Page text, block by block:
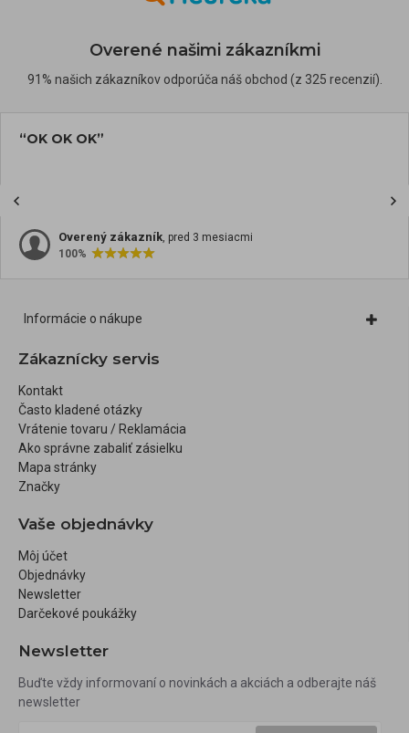
Overené našimi zákazníkmi
91% našich zákazníkov odporúča náš obchod (z 325 recenzií).
“OK OK OK”
Overený zákazník, pred 3 mesiacmi
100%
Informácie o nákupe
Zákaznícky servis
Kontakt
Často kladené otázky
Vrátenie tovaru / Reklamácia
Ako správne zabaliť zásielku
Mapa stránky
Značky
Vaše objednávky
Môj účet
Objednávky
Newsletter
Darčekové poukážky
Newsletter
Buďte vždy informovaní o novinkách a akciách a odberajte náš
newsletter